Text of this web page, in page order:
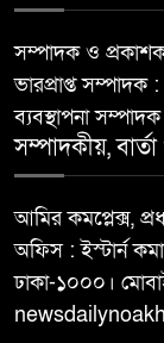
সম্পাদক ও
ভারপ্রাপ্ত
ব্যবস্থাপনা
সম্পাদকীয়,
আমির কমপ্লেক্স,
অফিস : ইস্টার্ন
ঢাকা-১০০০।